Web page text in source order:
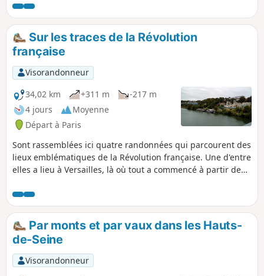
Boulogne-Billancourt ne se résume pas à la
construction automobile et concerne d'autres
secteurs : blanchisseries (auxquelles on doit
que la ville ne soit traversée par aucune ligne
de chemin de fer), glacières, aéronautique,
matériel téléphonique, cinéma, industrie du
disque... Ce parcours urbain, inspiré de la
brochure et des panneaux d'informations
proposés par l'Office de tourisme de la
commune, vise à retracer ce passé ouvrier.
C'est aussi l'occasion d'observer comment
l'urbanisme d'une commune de la Petite
Couronne de Paris a radicalement changé en
quelques décennies.
Sur les traces de la Révolution
française
Visorandonneur
34,02 km
+311 m
-217 m
4 jours
Moyenne
Départ à Paris
Sont rassemblées ici quatre randonnées qui parcourent des
lieux emblématiques de la Révolution française. Une d'entre
elles a lieu à Versailles, là où tout a commencé à partir de
théâtre de nombreux événements, dont la prise de la
Bastille, le 14 juillet 1789. Les deux autres relient Paris à
Versailles, en tentant de reproduire la marche des femmes
du 5 octobre 1789.
Par monts et par vaux dans les Hauts-
de-Seine
Visorandonneur